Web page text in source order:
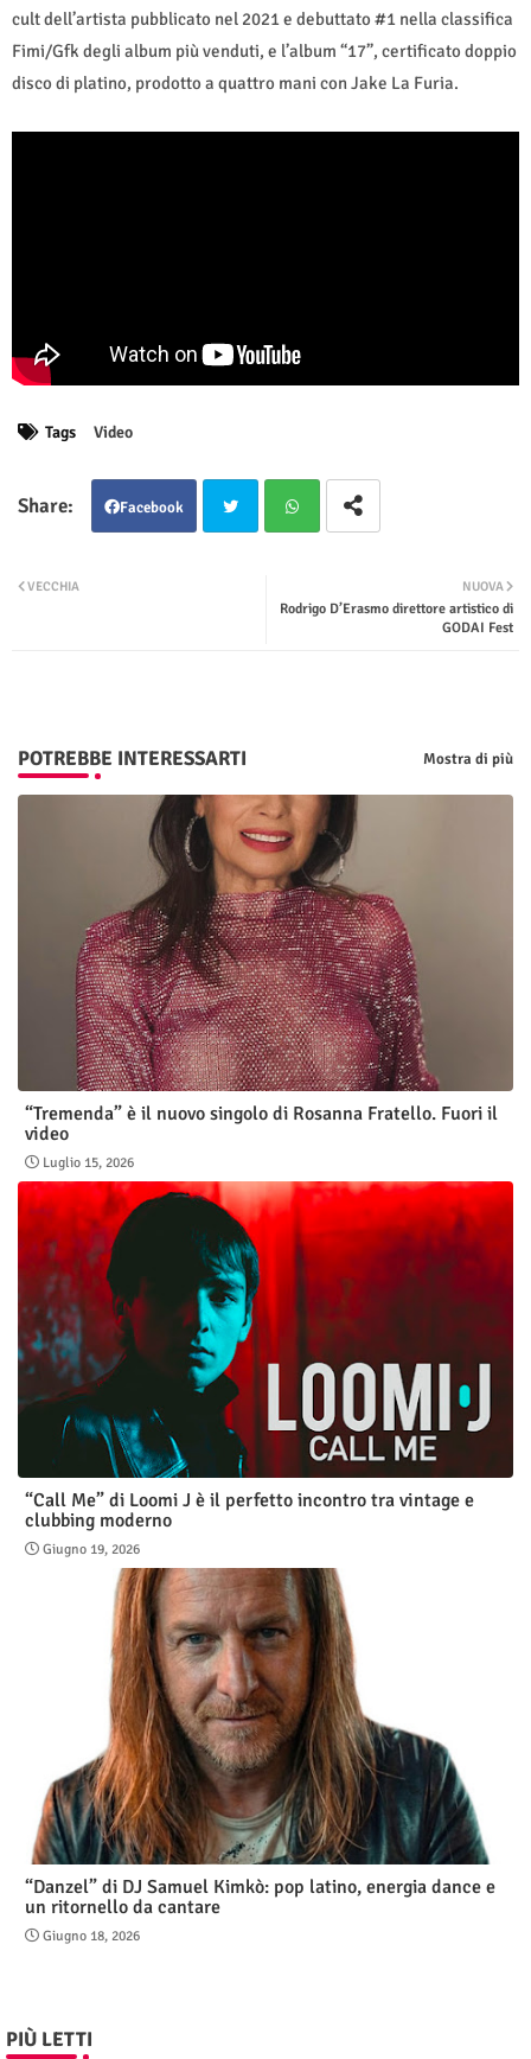
cult dell’artista pubblicato nel 2021 e debuttato #1 nella classifica
Fimi/Gfk degli album più venduti, e l’album “17”, certificato doppio
disco di platino, prodotto a quattro mani con Jake La Furia.
Tags Video
Facebook
tsap
NUOVA
Rodrigo D’Erasmo direttore artistico di
GODAI Fest
VECCHIA
POTREBBE INTERESSARTI Mostra di più
“Tremenda” è il nuovo singolo di Rosanna Fratello. Fuori il
video
Luglio 15, 2026
“Call Me” di Loomi J è il perfetto incontro tra vintage e
clubbing moderno
Giugno 19, 2026
“Danzel” di DJ Samuel Kimkò: pop latino, energia dance e
un ritornello da cantare
Giugno 18, 2026
PIÙ LETTI